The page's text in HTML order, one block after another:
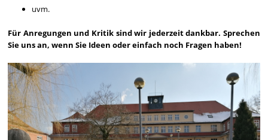
uvm.
Für Anregungen und Kritik sind wir jederzeit dankbar. Sprechen
Sie uns an, wenn Sie Ideen oder einfach noch Fragen haben!